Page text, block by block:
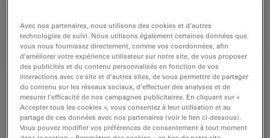
Avec nos partenaires, nous utilisons des cookies et d’autres
technologies de suivi. Nous utilisons également certaines données que
vous nous fournissez directement, comme vos coordonnées, afin
d’améliorer votre expérience utilisateur sur notre site, de vous proposer
des publicités et du contenu personnalisés en fonction de vos
interactions avec ce site et d’autres sites, de vous permettre de partager
du contenu sur les réseaux sociaux, d’effectuer des analyses et de
mesurer l’efficacité de nos campagnes publicitaires. En cliquant sur «
Accepter tous les cookies », vous consentez à leur utilisation et au
partage de ces données avec nos partenaires (voir le lien ci-dessous).
Vous pouvez modifier vos préférences de consentement à tout moment